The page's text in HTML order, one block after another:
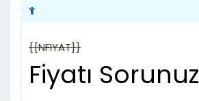
{{NFIYAT}}
Fiyatı Sorunuz